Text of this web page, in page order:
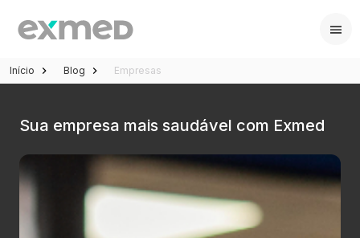
Início Blog Empresas
Sua empresa mais saudável com Exmed